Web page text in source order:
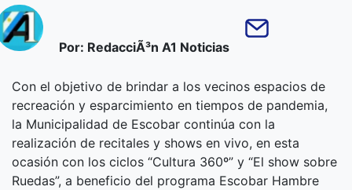
Por: RedacciÃ³n A1 Noticias
Con el objetivo de brindar a los vecinos espacios de
recreación y esparcimiento en tiempos de pandemia,
la Municipalidad de Escobar continúa con la
realización de recitales y shows en vivo, en esta
ocasión con los ciclos “Cultura 360º” y “El show sobre
Ruedas”, a beneficio del programa Escobar Hambre